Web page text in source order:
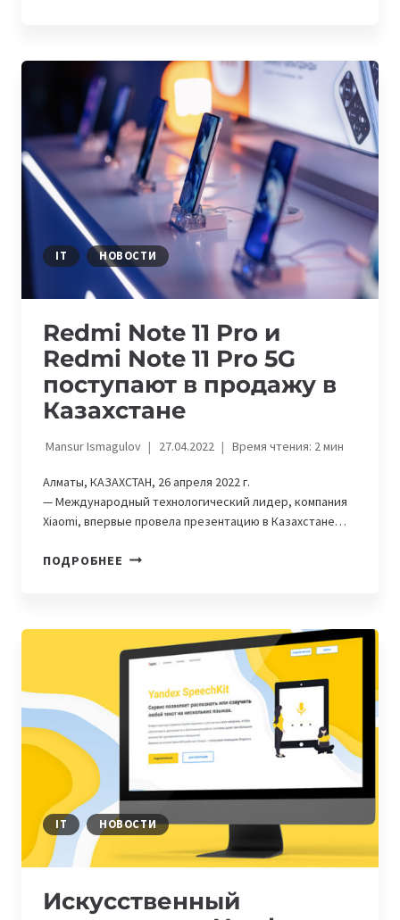
–
ЧТО
ОБСУЖДАЛИ
НА
ФОРУМЕ
DIGITAL
BUSINESS
IT НОВОСТИ
Redmi Note 11 Pro и
Redmi Note 11 Pro 5G
поступают в продажу в
Казахстане
Mansur Ismagulov 27.04.2022 Время чтения: 2мин
Алматы, КАЗАХСТАН, 26 апреля 2022 г.
— Международный технологический лидер, компания
Xiaomi, впервые провела презентацию в Казахстане…
ПОДРОБНЕЕ REDMI
REDMI
PRO
ПОСТУПАЮТ
ПРОДАЖУ
В
IT НОВОСТИ
Искусственный